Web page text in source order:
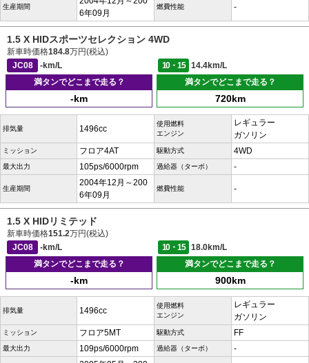
生産期間
6年09月
燃費性能 -
1.5 X HIDスポーツセレクション 4WD
新車時価格184.8万円(税込)
JC08
-km/L 10・15
14.4km/L
満タンでどこまで走る？
-km
満タンでどこまで走る？
720km
排気量 1496cc
使用燃料
エンジン
レギュラー
ガソリン
ミッション フロア4AT 駆動方式 4WD
最大出力 105ps/6000rpm 過給器（ターボ） -
生産期間
2004年12月～200
6年09月
燃費性能 -
1.5 X HIDリミテッド
新車時価格151.2万円(税込)
JC08
-km/L 10・15
18.0km/L
満タンでどこまで走る？
-km
満タンでどこまで走る？
900km
排気量 1496cc
使用燃料
エンジン
レギュラー
ガソリン
ミッション フロア5MT 駆動方式 FF
最大出力 109ps/6000rpm 過給器（ターボ） -